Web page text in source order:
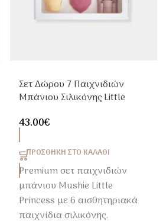
Σετ Δώρου 7 Παιχνιδιών
Μπάνιου Σιλικόνης Little
43.00€
ΠΡΟΣΘΉΚΗ ΣΤΟ ΚΑΛΆΘΙ
Premium σετ παιχνιδιών
μπάνιου Mushie Little
Princess με 6 αισθητηριακά
παιχνίδια σιλικόνης.